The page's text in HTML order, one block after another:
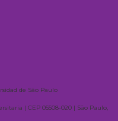
de São Paulo
| CEP 05508-020 | São Paulo,